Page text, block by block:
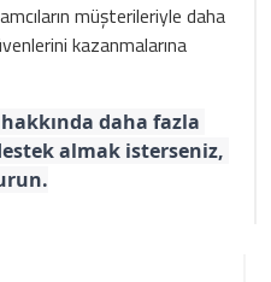
müşterileriyle daha
kazanmalarına
daha fazla
almak isterseniz,